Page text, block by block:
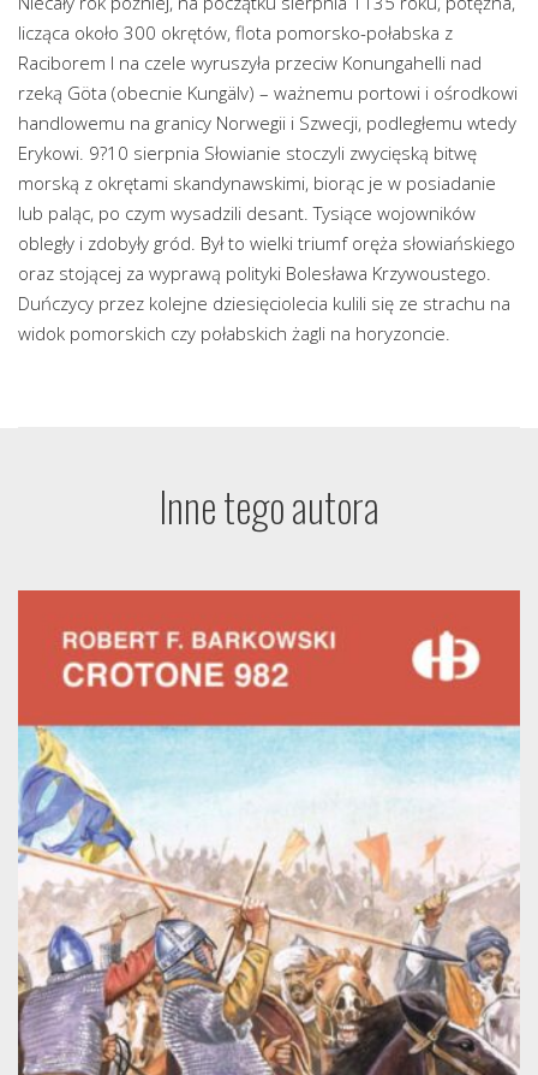
licząca około 300 okrętów, flota pomorsko-połabska z
Raciborem I na czele wyruszyła przeciw Konungahelli nad
rzeką Göta (obecnie Kungälv) – ważnemu portowi i ośrodkowi
handlowemu na granicy Norwegii i Szwecji, podległemu wtedy
Erykowi. 9?10 sierpnia Słowianie stoczyli zwycięską bitwę
morską z okrętami skandynawskimi, biorąc je w posiadanie
lub paląc, po czym wysadzili desant. Tysiące wojowników
obległy i zdobyły gród. Był to wielki triumf oręża słowiańskiego
oraz stojącej za wyprawą polityki Bolesława Krzywoustego.
Duńczycy przez kolejne dziesięciolecia kulili się ze strachu na
widok pomorskich czy połabskich żagli na horyzoncie.
Inne tego autora